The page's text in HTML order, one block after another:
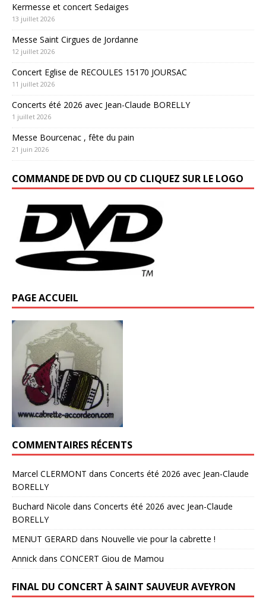
Kermesse et concert Sedaiges
13 juillet 2026
Messe Saint Cirgues de Jordanne
12 juillet 2026
Concert Eglise de RECOULES 15170 JOURSAC
11 juillet 2026
Concerts été 2026 avec Jean-Claude BORELLY
1 juillet 2026
Messe Bourcenac , fête du pain
21 juin 2026
COMMANDE DE DVD OU CD CLIQUEZ SUR LE LOGO
PAGE ACCUEIL
COMMENTAIRES RÉCENTS
Marcel CLERMONT dans Concerts été 2026 avec Jean-Claude
BORELLY
Buchard Nicole dans Concerts été 2026 avec Jean-Claude
BORELLY
MENUT GERARD dans Nouvelle vie pour la cabrette !
Annick dans CONCERT Giou de Mamou
FINAL DU CONCERT À SAINT SAUVEUR AVEYRON